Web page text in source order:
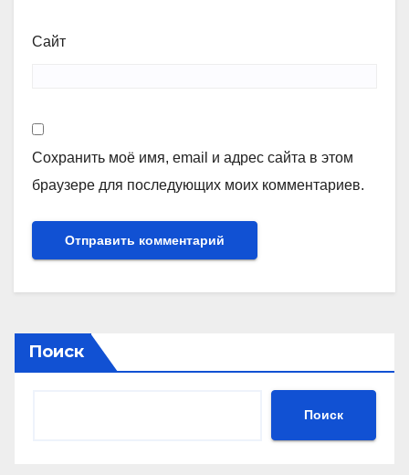
Сайт
Сохранить моё имя, email и адрес сайта в этом
браузере для последующих моих комментариев.
Поиск
Поиск